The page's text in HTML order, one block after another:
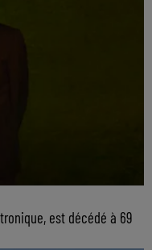
est décédé à 69